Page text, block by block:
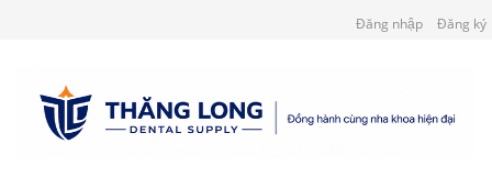
Đăng nhập Đăng ký